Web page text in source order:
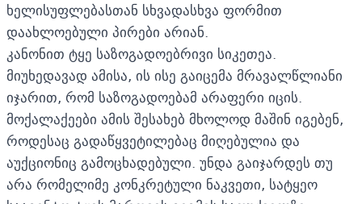
ხელისუფლებასთან სხვადასხვა ფორმით
დაახლოებული პირები არიან.
კანონით ტყე საზოგადოებრივი სიკეთეა.
მიუხედავად ამისა, ის ისე გაიცემა მრავალწლიანი
იჯარით, რომ საზოგადოებამ არაფერი იცის.
მოქალაქეები ამის შესახებ მხოლოდ მაშინ იგებენ,
როდესაც გადაწყვეტილებაც მიღებულია და
აუქციონიც გამოცხადებული. უნდა გაიჯარდეს თუ
არა რომელიმე კონკრეტული ნაკვეთი, სატყეო